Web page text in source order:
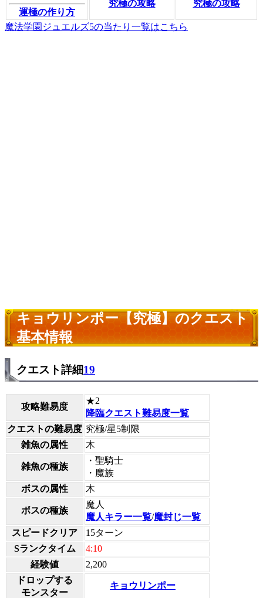
運極の作り方
究極の攻略 究極の攻略
魔法学園ジュエルズ5の当たり一覧はこちら
キョウリンポー【究極】のクエスト
基本情報
クエスト詳細19
攻略難易度
★2
降臨クエスト難易度一覧
クエストの難易度 究極/星5制限
雑魚の属性
木
雑魚の種族
・聖騎士
・魔族
ボスの属性
木
ボスの種族
魔人
魔人キラー一覧/魔封じ一覧
スピードクリア
15ターン
Sランクタイム
4:10
経験値
2,200
ドロップする
モンスター
キョウリンポー